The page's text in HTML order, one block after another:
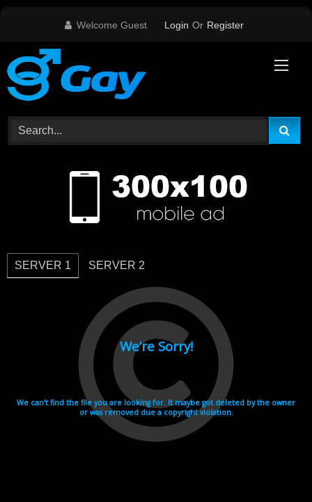
Welcome Guest Login Or Register
SERVER 1 SERVER 2